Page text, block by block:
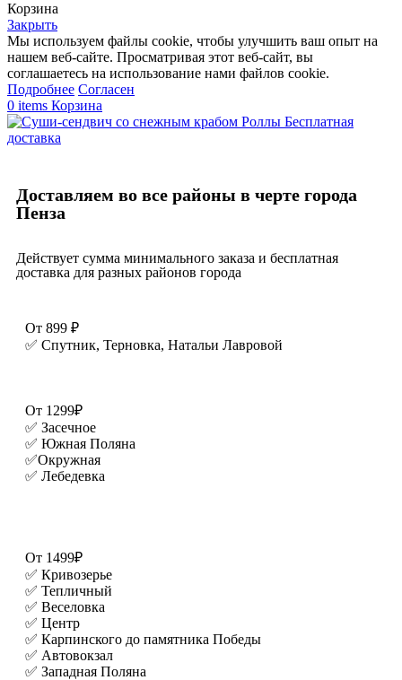
Корзина
Закрыть
Мы используем файлы cookie, чтобы улучшить ваш опыт на
нашем веб-сайте. Просматривая этот веб-сайт, вы
соглашаетесь на использование нами файлов cookie.
Подробнее Согласен
0 items Корзина
Бесплатная
доставка
Доставляем во все районы в черте города
Пенза
Действует сумма минимального заказа и бесплатная
доставка для разных районов города
От 899 ₽
✅ Спутник, Терновка, Натальи Лавровой
От 1299₽
✅ Засечное
✅ Южная Поляна
✅Окружная
✅ Лебедевка
От 1499₽
✅ Кривозерье
✅ Тепличный
✅ Веселовка
✅ Центр
✅ Карпинского до памятника Победы
✅ Автовокзал
✅ Западная Поляна